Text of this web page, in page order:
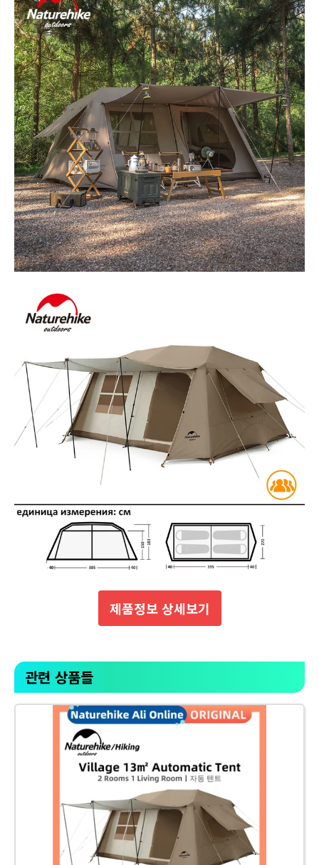
제품정보 상세보기
관련 상품들